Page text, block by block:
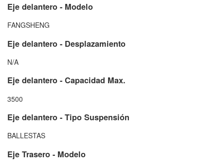
Eje delantero - Modelo
FANGSHENG
Eje delantero - Desplazamiento
N/A
Eje delantero - Capacidad Max.
3500
Eje delantero - Tipo Suspensión
BALLESTAS
Eje Trasero - Modelo